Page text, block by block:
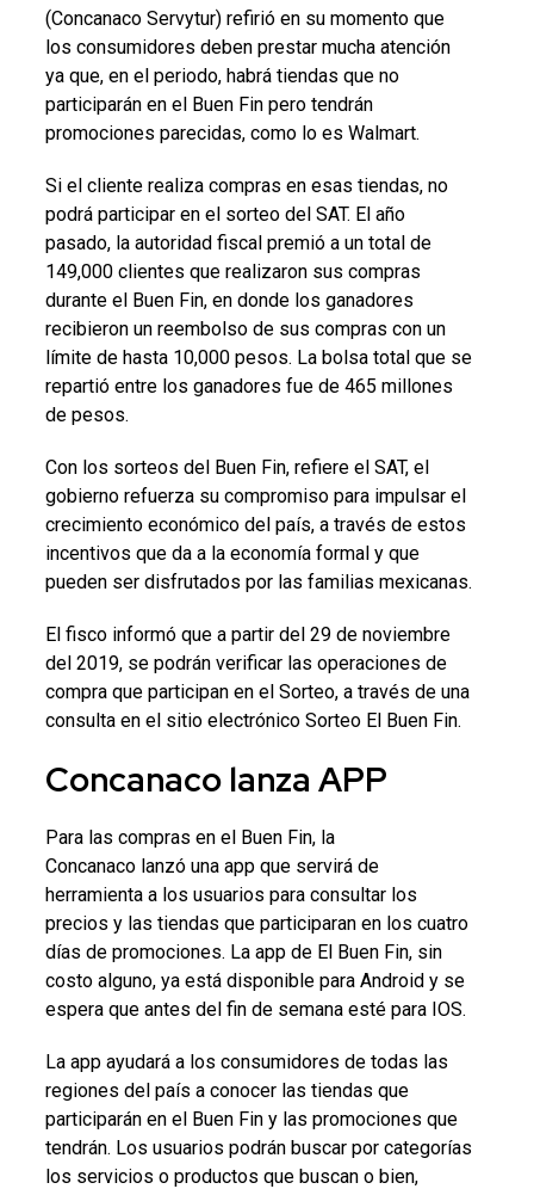
(Concanaco Servytur) refirió en su momento que
los consumidores deben prestar mucha atención
ya que, en el periodo, habrá tiendas que no
participarán en el Buen Fin pero tendrán
promociones parecidas, como lo es Walmart.
Si el cliente realiza compras en esas tiendas, no
podrá participar en el sorteo del SAT. El año
pasado, la autoridad fiscal premió a un total de
149,000 clientes que realizaron sus compras
durante el Buen Fin, en donde los ganadores
recibieron un reembolso de sus compras con un
límite de hasta 10,000 pesos. La bolsa total que se
repartió entre los ganadores fue de 465 millones
de pesos.
Con los sorteos del Buen Fin, refiere el SAT, el
gobierno refuerza su compromiso para impulsar el
crecimiento económico del país, a través de estos
incentivos que da a la economía formal y que
pueden ser disfrutados por las familias mexicanas.
El fisco informó que a partir del 29 de noviembre
del 2019, se podrán verificar las operaciones de
compra que participan en el Sorteo, a través de una
consulta en el sitio electrónico Sorteo El Buen Fin.
Concanaco lanza APP
Para las compras en el Buen Fin, la
Concanaco lanzó una app que servirá de
herramienta a los usuarios para consultar los
precios y las tiendas que participaran en los cuatro
días de promociones. La app de El Buen Fin, sin
costo alguno, ya está disponible para Android y se
espera que antes del fin de semana esté para IOS.
La app ayudará a los consumidores de todas las
regiones del país a conocer las tiendas que
participarán en el Buen Fin y las promociones que
tendrán. Los usuarios podrán buscar por categorías
los servicios o productos que buscan o bien,